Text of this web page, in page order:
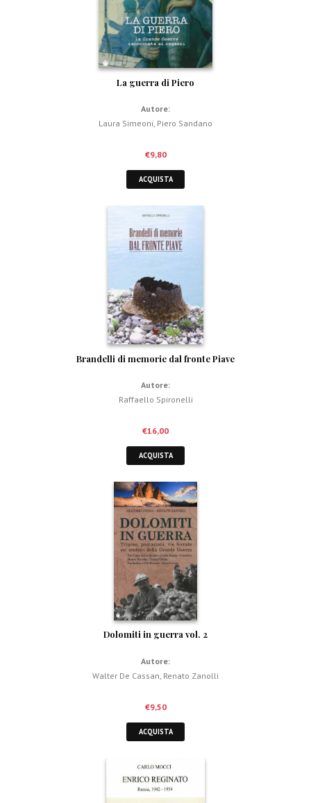
La guerra di Piero
Autore:
Laura Simeoni, Piero Sandano
€9,80
ACQUISTA
Brandelli di memorie dal fronte Piave
Autore:
Raffaello Spironelli
€16,00
ACQUISTA
Dolomiti in guerra vol. 2
Autore:
Walter De Cassan, Renato Zanolli
€9,50
ACQUISTA